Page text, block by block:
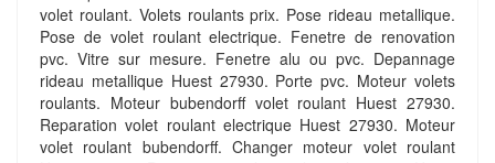
volet roulant. Volets roulants prix. Pose rideau metallique.
Pose de volet roulant electrique. Fenetre de renovation
pvc. Vitre sur mesure. Fenetre alu ou pvc. Depannage
rideau metallique Huest 27930. Porte pvc. Moteur volets
roulants. Moteur bubendorff volet roulant Huest 27930.
Reparation volet roulant electrique Huest 27930. Moteur
volet roulant bubendorff. Changer moteur volet roulant